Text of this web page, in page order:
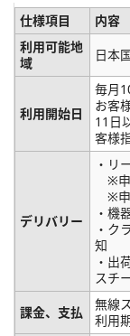
仕様項目
内容
利用可能地
域
日本
利用開始日
毎月
お客
11日
客様
デリバリー
・リ
※申
※申
・機
・ク
知
・出
スチ
課金、支払
無線
利用